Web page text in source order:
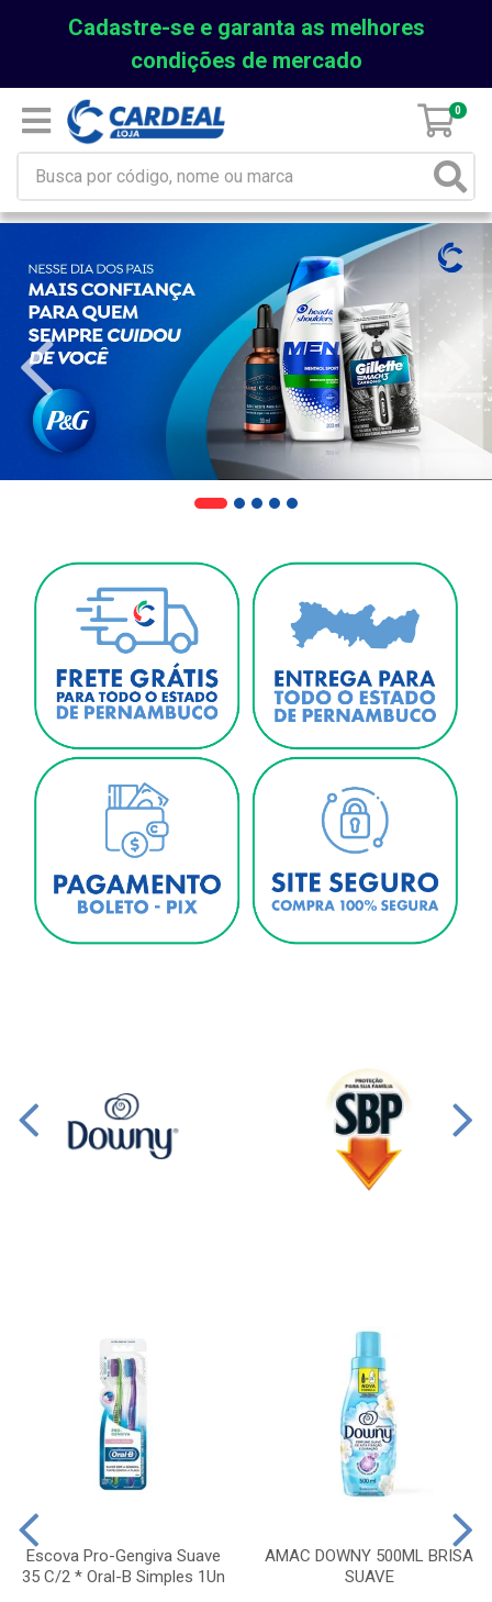
Cadastre-se e garanta as melhores
condições de mercado
0
Escova Pro-Gengiva Suave
35 C/2 * Oral-B Simples 1Un
AMAC DOWNY 500ML BRISA
SUAVE